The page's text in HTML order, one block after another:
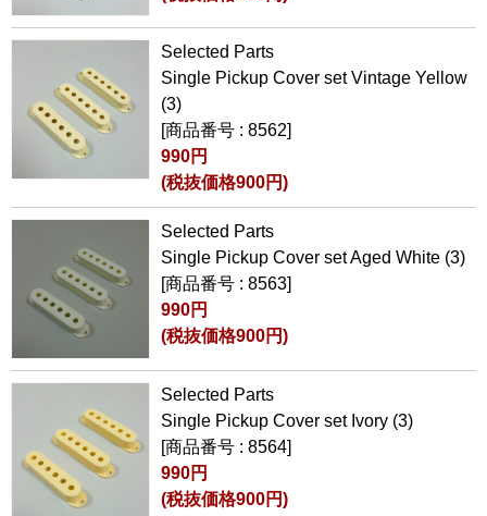
Selected Parts
Single Pickup Cover set Vintage Yellow
(3)
[商品番号 : 8562]
990円
(税抜価格900円)
Selected Parts
Single Pickup Cover set Aged White (3)
[商品番号 : 8563]
990円
(税抜価格900円)
Selected Parts
Single Pickup Cover set Ivory (3)
[商品番号 : 8564]
990円
(税抜価格900円)